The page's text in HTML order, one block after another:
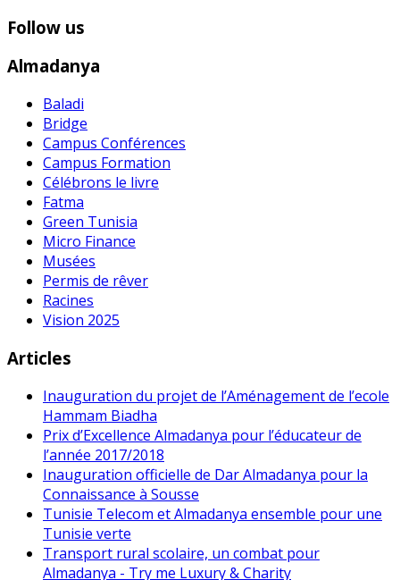
Follow us
Almadanya
Baladi
Bridge
Campus Conférences
Campus Formation
Célébrons le livre
Fatma
Green Tunisia
Micro Finance
Musées
Permis de rêver
Racines
Vision 2025
Articles
Inauguration du projet de l’Aménagement de l’ecole
Hammam Biadha
Prix d’Excellence Almadanya pour l’éducateur de
l’année 2017/2018
Inauguration officielle de Dar Almadanya pour la
Connaissance à Sousse
Tunisie Telecom et Almadanya ensemble pour une
Tunisie verte
Transport rural scolaire, un combat pour
Almadanya - Try me Luxury & Charity